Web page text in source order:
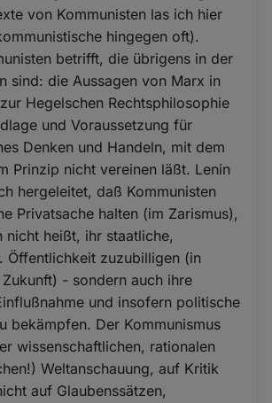
von Kommunisten las ich hier
hingegen oft).
betrifft, die übrigens in der
sind: die Aussagen von Marx in
Hegelschen Rechtsphilosophie
und Voraussetzung für
Denken und Handeln, mit dem
Prinzip nicht vereinen läßt. Lenin
hergeleitet, daß Kommunisten
Privatsache halten (im Zarismus),
nicht heißt, ihr staatliche,
Öffentlichkeit zuzubilligen (in
- sondern auch ihre
und insofern politische
bekämpfen. Der Kommunismus
wissenschaftlichen, rationalen
Weltanschauung, auf Kritik
auf Glaubenssätzen,